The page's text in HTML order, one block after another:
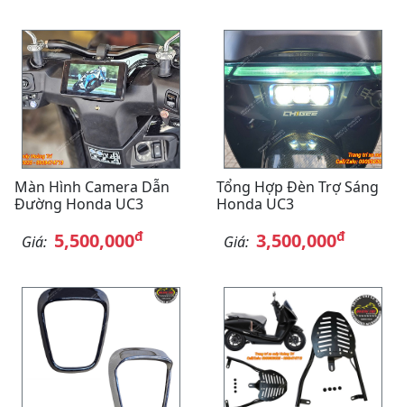
Màn Hình Camera Dẫn
Đường Honda UC3
Giá: 5,500,000đ
Tổng Hợp Đèn Trợ Sáng
Honda UC3
Giá: 3,500,000đ